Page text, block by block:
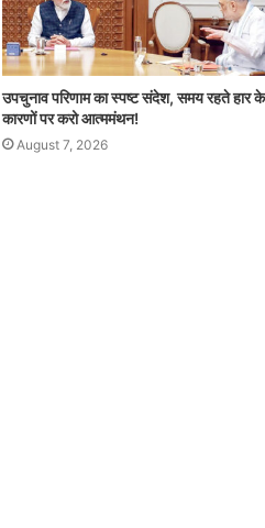
उपचुनाव परिणाम का स्पष्ट संदेश, समय रहते हार के
कारणों पर करो आत्ममंथन!
August 7, 2026